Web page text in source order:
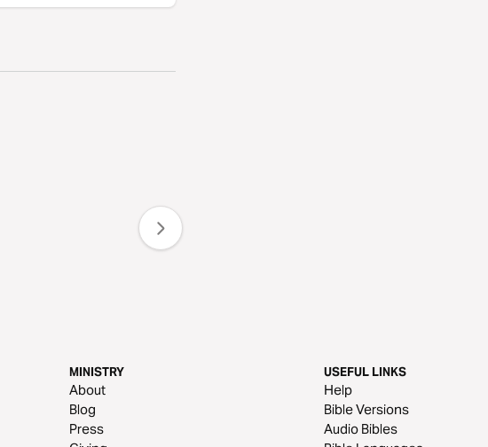
MINISTRY
About
Blog
Press
USEFUL LINKS
Help
Bible Versions
Audio Bibles